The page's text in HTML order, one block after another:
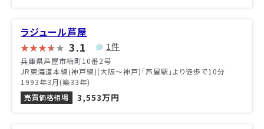
ラジュール芦屋
3.1 1件
兵庫県芦屋市楠町10番2号
JR東海道本線(神戸線)(大阪～神戸)「芦屋駅」より徒歩で10分
1993年3月(築33年)
売買価格相場
3,553万円